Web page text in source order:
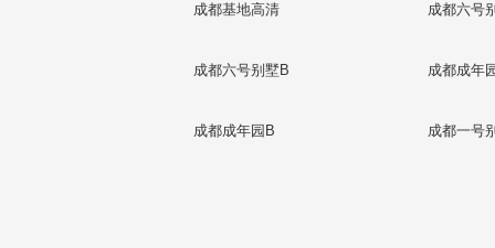
成都基地高清 成都六号
成都六号别墅B 成都成年
成都成年园B 成都一号